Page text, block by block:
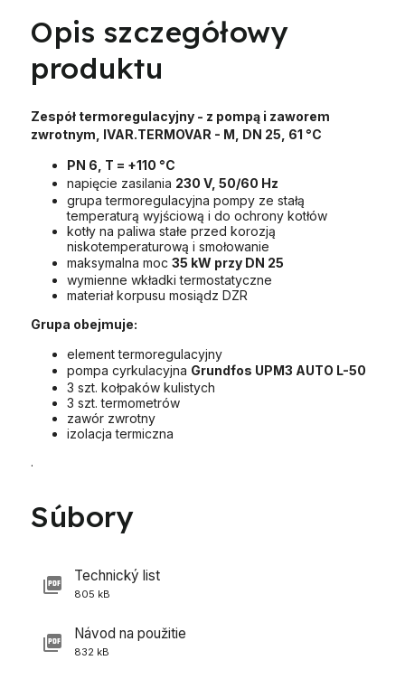
Opis szczegółowy
produktu
Zespół termoregulacyjny - z pompą i zaworem
zwrotnym, IVAR.TERMOVAR - M, DN 25, 61 °C
PN 6, T = +110 °C
napięcie zasilania 230 V, 50/60 Hz
grupa termoregulacyjna pompy ze stałą
temperaturą wyjściową i do ochrony kotłów
kotły na paliwa stałe przed korozją
niskotemperaturową i smołowanie
maksymalna moc 35 kW przy DN 25
wymienne wkładki termostatyczne
materiał korpusu mosiądz DZR
Grupa obejmuje:
element termoregulacyjny
pompa cyrkulacyjna Grundfos UPM3 AUTO L-50
3 szt. kołpaków kulistych
3 szt. termometrów
zawór zwrotny
izolacja termiczna
.
Súbory
Technický list
805 kB
Návod na použitie
832 kB